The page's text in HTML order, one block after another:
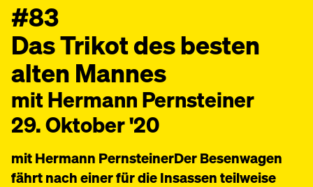
#83
Das Trikot des besten
alten Mannes
mit Hermann Pernsteiner
29. Oktober '20
mit Hermann PernsteinerDer Besenwagen
fährt nach einer für die Insassen teilweise